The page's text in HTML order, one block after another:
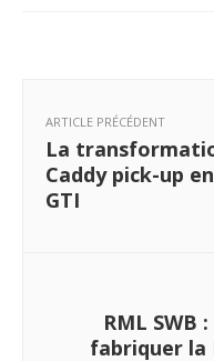
ARTICLE PRÉCÉDENT
La
Caddy pick-up
GTI
RML SWB
fabriquer la